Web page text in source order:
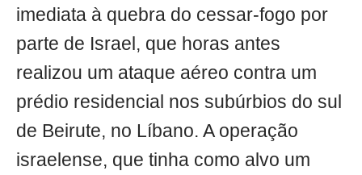
imediata à quebra do cessar-fogo por
parte de Israel, que horas antes
realizou um ataque aéreo contra um
prédio residencial nos subúrbios do sul
de Beirute, no Líbano. A operação
israelense, que tinha como alvo um